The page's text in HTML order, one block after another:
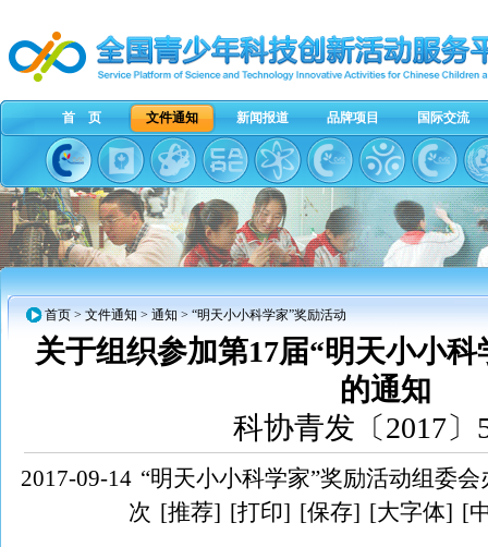
首 页 文件通知 新闻报道 品牌项目 国际交流
首页 > 文件通知 > 通知 > “明天小小科学家”奖励活动
关于组织参加第17届“明天小小
的通知
科协青发〔2017〕
2017-09-14 “明天小小科学家”奖励活动组委会
次 [推荐] [打印] [保存] [大字体] [